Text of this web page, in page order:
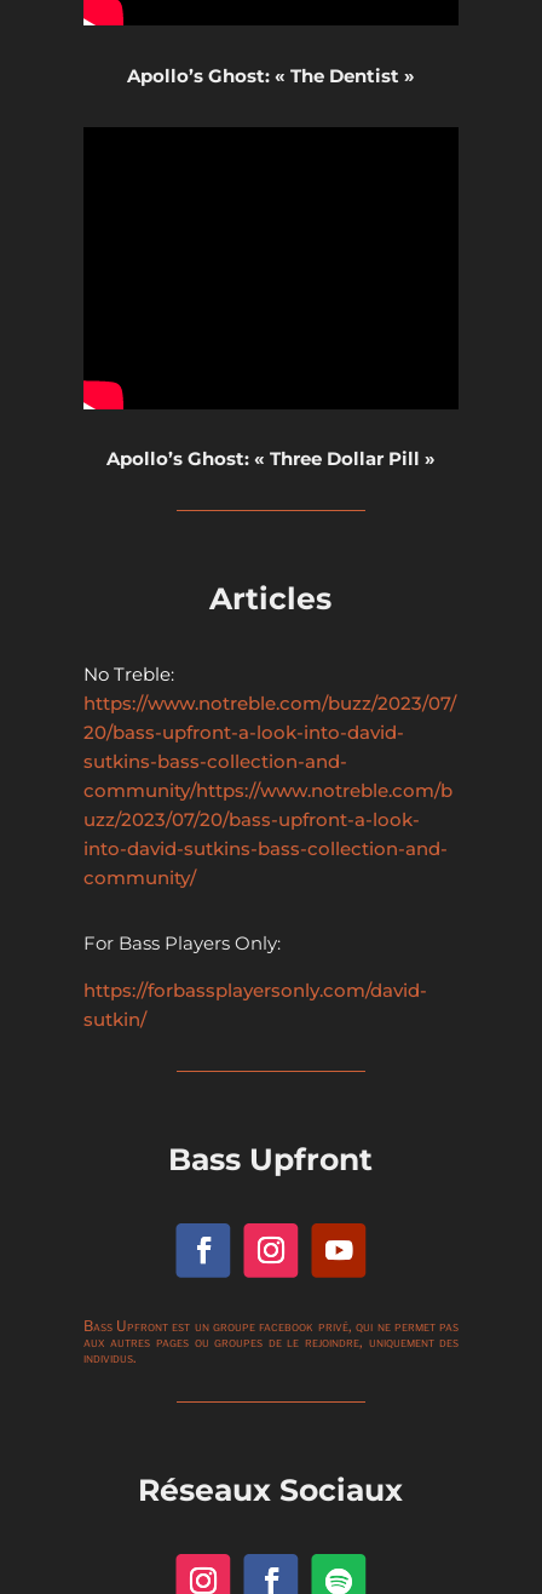
Apollo’s Ghost: « The Dentist »
Apollo’s Ghost: « Three Dollar Pill »
Articles
No Treble:
https://www.notreble.com/buzz/2023/07/
20/bass-upfront-a-look-into-david-
sutkins-bass-collection-and-
community/https://www.notreble.com/b
uzz/2023/07/20/bass-upfront-a-look-
into-david-sutkins-bass-collection-and-
community/
For Bass Players Only:
https://forbassplayersonly.com/david-
sutkin/
Bass Upfront
Bass Upfront est un groupe facebook privé, qui ne permet pas
aux autres pages ou groupes de le rejoindre, uniquement des
individus.
Réseaux Sociaux